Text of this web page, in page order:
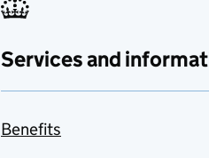
Services and
Benefits